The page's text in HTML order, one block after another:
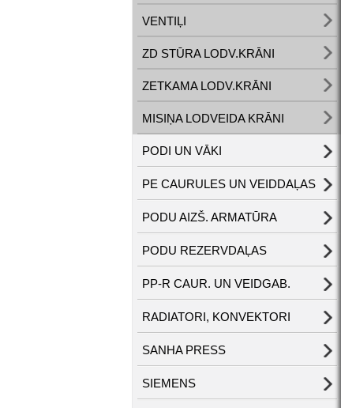
VENTIĻI
ZD STŪRA LODV.KRĀNI
ZETKAMA LODV.KRĀNI
MISIŅA LODVEIDA KRĀNI
PODI UN VĀKI
PE CAURULES UN VEIDDAĻAS
PODU AIZŠ. ARMATŪRA
PODU REZERVDAĻAS
PP-R CAUR. UN VEIDGAB.
RADIATORI, KONVEKTORI
SANHA PRESS
SIEMENS